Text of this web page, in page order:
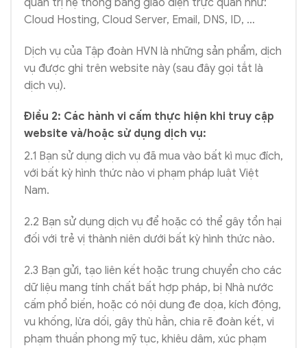
Cloud Hosting, Cloud Server, Email, DNS, ID, …
Dịch vụ của Tập đoàn HVN là những sản phẩm, dịch
vụ được ghi trên website này (sau đây gọi tắt là
dịch vụ).
Điều 2: Các hành vi cấm thực hiện khi truy cập
website và/hoặc sử dụng dịch vụ:
2.1 Bạn sử dụng dịch vụ đã mua vào bất kì mục đích,
với bất kỳ hình thức nào vi phạm pháp luật Việt
Nam.
2.2 Bạn sử dụng dịch vụ để hoặc có thể gây tổn hại
đối với trẻ vị thành niên dưới bất kỳ hình thức nào.
2.3 Bạn gửi, tạo liên kết hoặc trung chuyển cho các
dữ liệu mang tính chất bất hợp pháp, bị Nhà nước
cấm phổ biến, hoặc có nội dung đe dọa, kích động,
vu khống, lừa dối, gây thù hằn, chia rẽ đoàn kết, vi
phạm thuần phong mỹ tục, khiêu dâm, xúc phạm